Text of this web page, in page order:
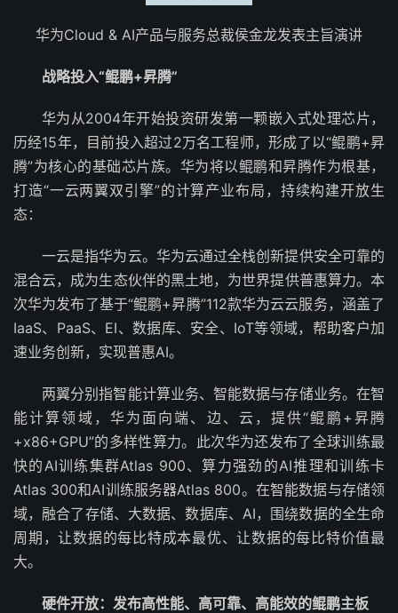
华为Cloud & AI产品与服务总裁侯金龙发表主旨演讲
战略投入“鲲鹏+昇腾”
华为从2004年开始投资研发第一颗嵌入式处理芯片，
历经15年，目前投入超过2万名工程师，形成了以“鲲鹏+昇
腾”为核心的基础芯片族。华为将以鲲鹏和昇腾作为根基，
打造“一云两翼双引擎”的计算产业布局，持续构建开放生
态：
一云是指华为云。华为云通过全栈创新提供安全可靠的
混合云，成为生态伙伴的黑土地，为世界提供普惠算力。本
次华为发布了基于“鲲鹏+昇腾”112款华为云云服务，涵盖了
IaaS、PaaS、EI、数据库、安全、IoT等领域，帮助客户加
速业务创新，实现普惠AI。
两翼分别指智能计算业务、智能数据与存储业务。在智
能计算领域，华为面向端、边、云，提供“鲲鹏+昇腾
+x86+GPU”的多样性算力。此次华为还发布了全球训练最
快的AI训练集群Atlas 900、算力强劲的AI推理和训练卡
Atlas 300和AI训练服务器Atlas 800。在智能数据与存储领
域，融合了存储、大数据、数据库、AI，围绕数据的全生命
周期，让数据的每比特成本最优、让数据的每比特价值最
大。
硬件开放：发布高性能、高可靠、高能效的鲲鹏主板